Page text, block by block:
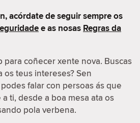
acórdate de seguir sempre os
e as nosas Regras da
coñecer xente nova. Buscas
teus intereses? Sen
falar con persoas ás que
ti, desde a boa mesa ata os
pola verbena.